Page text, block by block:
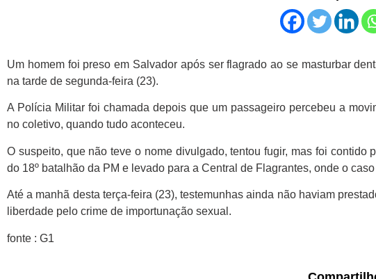
Um homem foi preso em Salvador após ser flagrado ao se masturbar
na tarde de segunda-feira (23).
A Polícia Militar foi chamada depois que um passageiro percebeu a
no coletivo, quando tudo aconteceu.
O suspeito, que não teve o nome divulgado, tentou fugir, mas foi
do 18º batalhão da PM e levado para a Central de Flagrantes, onde o
Até a manhã desta terça-feira (23), testemunhas ainda não haviam
liberdade pelo crime de importunação sexual.
fonte : G1
Gestão